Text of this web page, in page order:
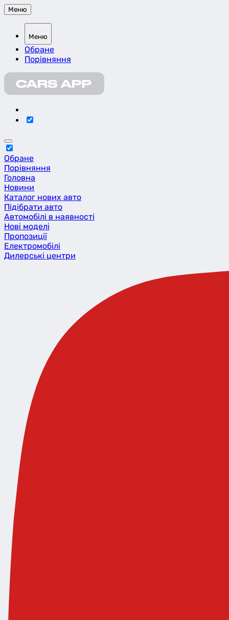
Меню
Меню
Обране
Порівняння
Обране
Порівняння
Головна
Новини
Каталог нових авто
Підібрати авто
Автомобілі в наявності
Нові моделі
Пропозиції
Eлектромобілі
Дилерські центри